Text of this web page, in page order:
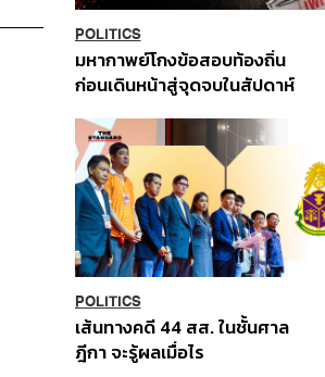
POLITICS
มหากาพย์โกงข้อสอบท้องถิ่น
ก่อนเดินหน้าสู่จุดจบในสัปดาห์
POLITICS
เส้นทางคดี 44 สส. ในชั้นศาล
ฎีกา จะรู้ผลเมื่อไร